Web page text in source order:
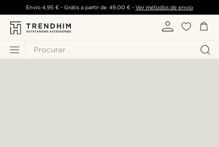
Procurar
Envio 4,95 €- Grátis a partir de 49,00 €- Ver métodos de envio